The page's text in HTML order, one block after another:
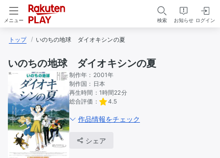
メニュー 検索 お知らせ ログイン
トップ いのちの地球　ダイオキシンの夏
いのちの地球 ダイオキシンの夏
制作年： 2001年
制作国： 日本
再生時間： 1時間22分
総合評価：
4.5
作品情報をチェック
シェア